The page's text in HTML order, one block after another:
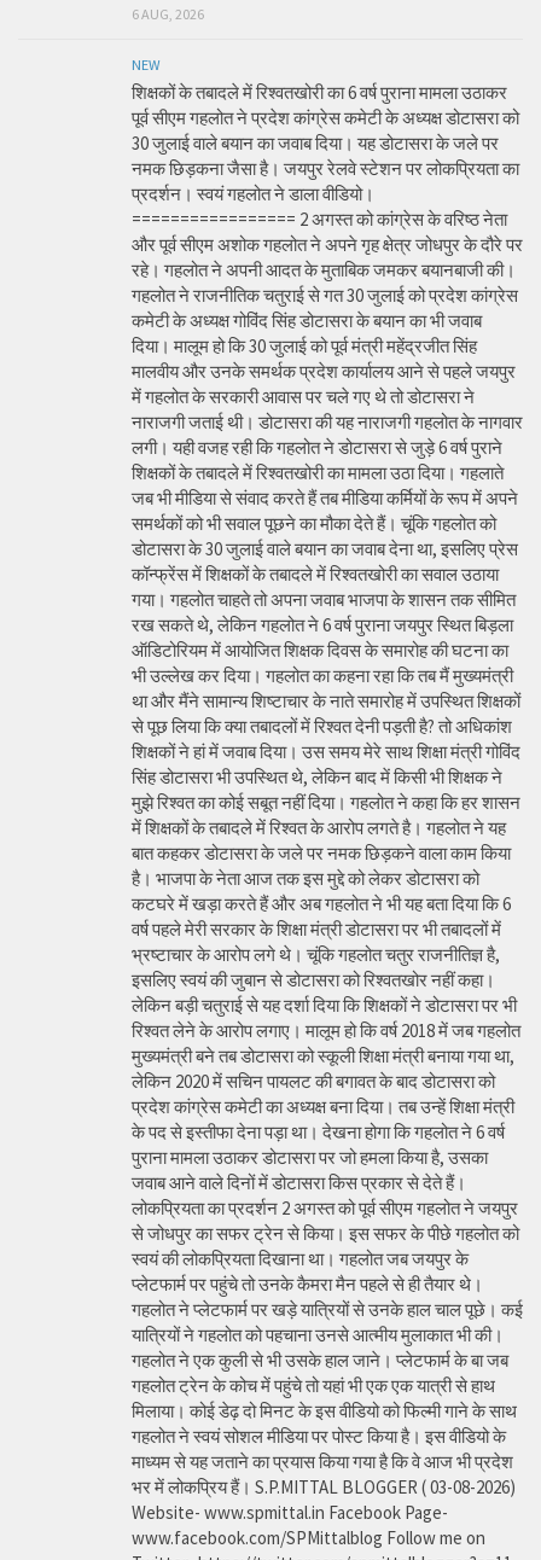
6 AUG, 2026
NEW
शिक्षकों के तबादले में रिश्वतखोरी का 6 वर्ष पुराना मामला उठाकर
पूर्व सीएम गहलोत ने प्रदेश कांग्रेस कमेटी के अध्यक्ष डोटासरा को
30 जुलाई वाले बयान का जवाब दिया। यह डोटासरा के जले पर
नमक छिड़कना जैसा है। जयपुर रेलवे स्टेशन पर लोकप्रियता का
प्रदर्शन। स्वयं गहलोत ने डाला वीडियो।
================= 2 अगस्त को कांग्रेस के वरिष्ठ नेता
और पूर्व सीएम अशोक गहलोत ने अपने गृह क्षेत्र जोधपुर के दौरे पर
रहे। गहलोत ने अपनी आदत के मुताबिक जमकर बयानबाजी की।
गहलोत ने राजनीतिक चतुराई से गत 30 जुलाई को प्रदेश कांग्रेस
कमेटी के अध्यक्ष गोविंद सिंह डोटासरा के बयान का भी जवाब
दिया। मालूम हो कि 30 जुलाई को पूर्व मंत्री महेंद्रजीत सिंह
मालवीय और उनके समर्थक प्रदेश कार्यालय आने से पहले जयपुर
में गहलोत के सरकारी आवास पर चले गए थे तो डोटासरा ने
नाराजगी जताई थी। डोटासरा की यह नाराजगी गहलोत के नागवार
लगी। यही वजह रही कि गहलोत ने डोटासरा से जुड़े 6 वर्ष पुराने
शिक्षकों के तबादले में रिश्वतखोरी का मामला उठा दिया। गहलाते
जब भी मीडिया से संवाद करते हैं तब मीडिया कर्मियों के रूप में अपने
समर्थकों को भी सवाल पूछने का मौका देते हैं। चूंकि गहलोत को
डोटासरा के 30 जुलाई वाले बयान का जवाब देना था, इसलिए प्रेस
कॉन्फ्रेंस में शिक्षकों के तबादले में रिश्वतखोरी का सवाल उठाया
गया। गहलोत चाहते तो अपना जवाब भाजपा के शासन तक सीमित
रख सकते थे, लेकिन गहलोत ने 6 वर्ष पुराना जयपुर स्थित बिड़ला
ऑडिटोरियम में आयोजित शिक्षक दिवस के समारोह की घटना का
भी उल्लेख कर दिया। गहलोत का कहना रहा कि तब मैं मुख्यमंत्री
था और मैंने सामान्य शिष्टाचार के नाते समारोह में उपस्थित शिक्षकों
से पूछ लिया कि क्या तबादलों में रिश्वत देनी पड़ती है? तो अधिकांश
शिक्षकों ने हां में जवाब दिया। उस समय मेरे साथ शिक्षा मंत्री गोविंद
सिंह डोटासरा भी उपस्थित थे, लेकिन बाद में किसी भी शिक्षक ने
मुझे रिश्वत का कोई सबूत नहीं दिया। गहलोत ने कहा कि हर शासन
में शिक्षकों के तबादले में रिश्वत के आरोप लगते है। गहलोत ने यह
बात कहकर डोटासरा के जले पर नमक छिड़कने वाला काम किया
है। भाजपा के नेता आज तक इस मुद्दे को लेकर डोटासरा को
कटघरे में खड़ा करते हैं और अब गहलोत ने भी यह बता दिया कि 6
वर्ष पहले मेरी सरकार के शिक्षा मंत्री डोटासरा पर भी तबादलों में
भ्रष्टाचार के आरोप लगे थे। चूंकि गहलोत चतुर राजनीतिज्ञ है,
इसलिए स्वयं की जुबान से डोटासरा को रिश्वतखोर नहीं कहा।
लेकिन बड़ी चतुराई से यह दर्शा दिया कि शिक्षकों ने डोटासरा पर भी
रिश्वत लेने के आरोप लगाए। मालूम हो कि वर्ष 2018 में जब गहलोत
मुख्यमंत्री बने तब डोटासरा को स्कूली शिक्षा मंत्री बनाया गया था,
लेकिन 2020 में सचिन पायलट की बगावत के बाद डोटासरा को
प्रदेश कांग्रेस कमेटी का अध्यक्ष बना दिया। तब उन्हें शिक्षा मंत्री
के पद से इस्तीफा देना पड़ा था। देखना होगा कि गहलोत ने 6 वर्ष
पुराना मामला उठाकर डोटासरा पर जो हमला किया है, उसका
जवाब आने वाले दिनों में डोटासरा किस प्रकार से देते हैं।
लोकप्रियता का प्रदर्शन 2 अगस्त को पूर्व सीएम गहलोत ने जयपुर
से जोधपुर का सफर ट्रेन से किया। इस सफर के पीछे गहलोत को
स्वयं की लोकप्रियता दिखाना था। गहलोत जब जयपुर के
प्लेटफार्म पर पहुंचे तो उनके कैमरा मैन पहले से ही तैयार थे।
गहलोत ने प्लेटफार्म पर खड़े यात्रियों से उनके हाल चाल पूछे। कई
यात्रियों ने गहलोत को पहचाना उनसे आत्मीय मुलाकात भी की।
गहलोत ने एक कुली से भी उसके हाल जाने। प्लेटफार्म के बा जब
गहलोत ट्रेन के कोच में पहुंचे तो यहां भी एक एक यात्री से हाथ
मिलाया। कोई डेढ़ दो मिनट के इस वीडियो को फिल्मी गाने के साथ
गहलोत ने स्वयं सोशल मीडिया पर पोस्ट किया है। इस वीडियो के
माध्यम से यह जताने का प्रयास किया गया है कि वे आज भी प्रदेश
भर में लोकप्रिय हैं। S.P.MITTAL BLOGGER ( 03-08-2026)
Website- www.spmittal.in Facebook Page-
www.facebook.com/SPMittalblog Follow me on